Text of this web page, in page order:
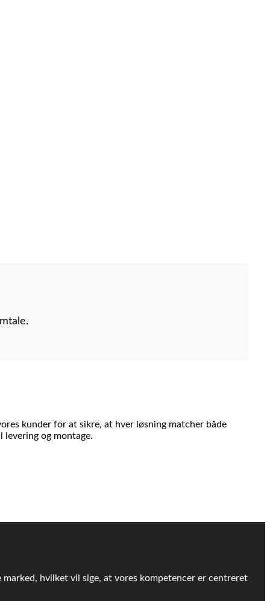
kunder for at sikre, at hver løsning matcher både
levering og montage.
hvilket vil sige, at vores kompetencer er centreret